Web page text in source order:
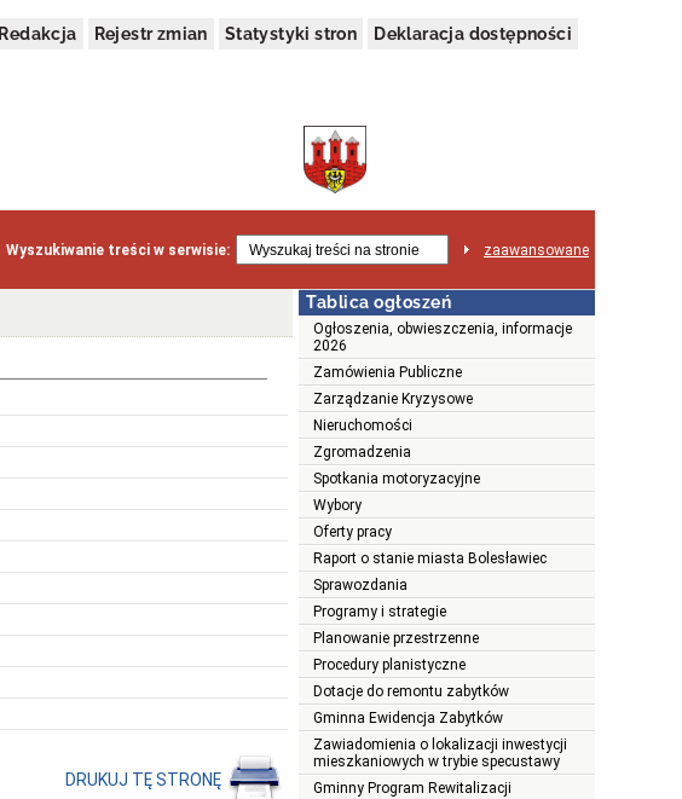
Redakcja Rejestr zmian Statystyki stron Deklaracja dostępności
Wyszukiwanie treści w serwisie: zaawansowane
DRUKUJ TĘ STRONĘ
Tablica ogłoszeń
Ogłoszenia, obwieszczenia, informacje
2026
Zamówienia Publiczne
Zarządzanie Kryzysowe
Nieruchomości
Zgromadzenia
Spotkania motoryzacyjne
Wybory
Oferty pracy
Raport o stanie miasta Bolesławiec
Sprawozdania
Programy i strategie
Planowanie przestrzenne
Procedury planistyczne
Dotacje do remontu zabytków
Gminna Ewidencja Zabytków
Zawiadomienia o lokalizacji inwestycji
mieszkaniowych w trybie specustawy
Gminny Program Rewitalizacji